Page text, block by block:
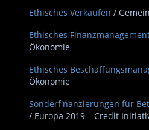
Ethisches Verkaufen /
Ethisches
Ökonomie
Ethisches
Ökonomie
Sonderfinanzierungen für
/ Europa 2019 – Credit